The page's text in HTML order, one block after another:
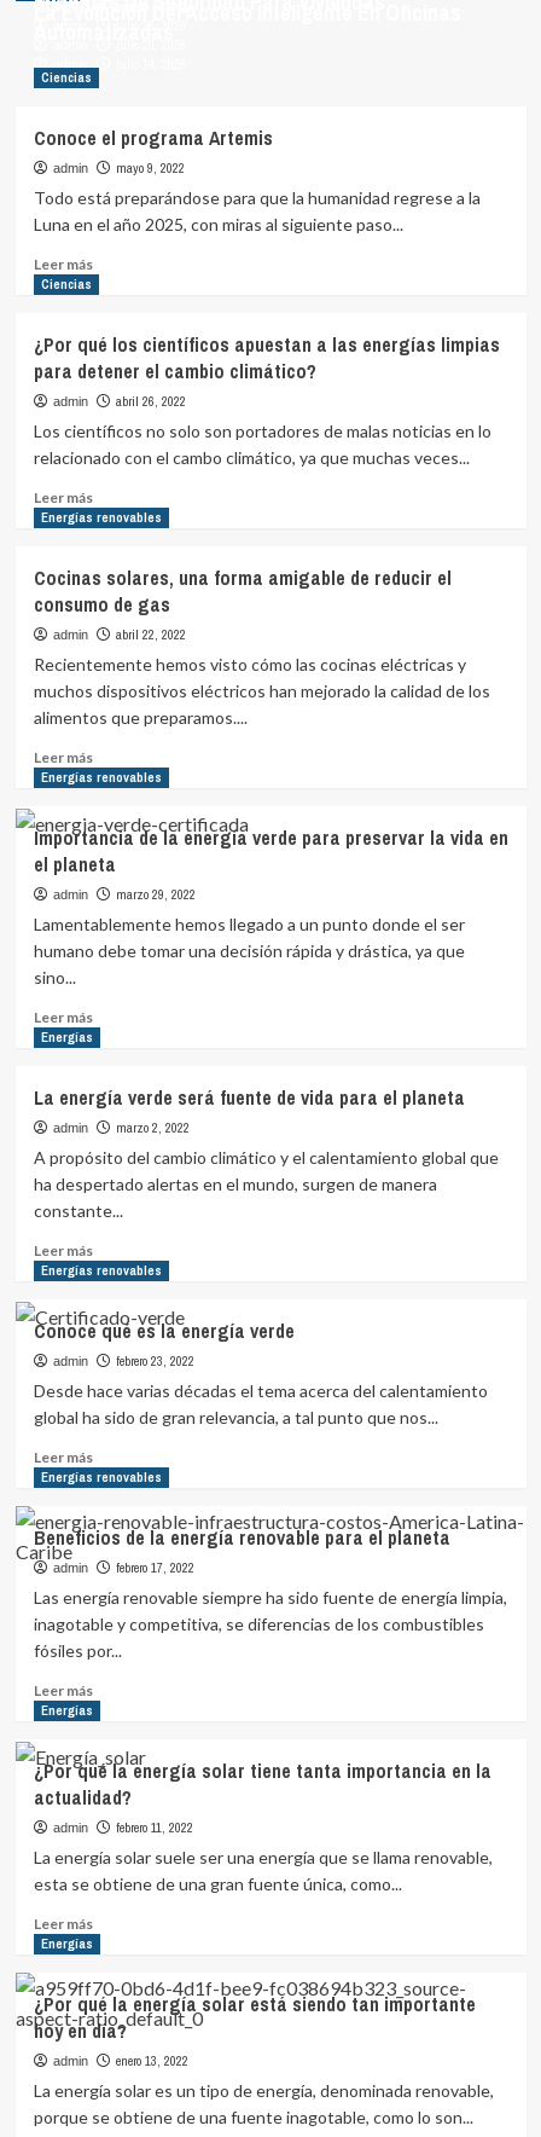
admin
Ciencias
Conoce el programa Artemis
admin mayo 9, 2022
Todo está preparándose para que la humanidad regrese a la
Luna en el año 2025, con miras al siguiente paso...
Leer másLeer
el
programa
Artemis
Ciencias
¿Por qué los científicos apuestan a las energías limpias
para detener el cambio climático?
admin abril 26, 2022
Los científicos no solo son portadores de malas noticias en lo
relacionado con el cambo climático, ya que muchas veces...
Leer másLeer
más
qué
los
científicos
las
energías
para
detener
cambio
climático?
Energías renovables
Cocinas solares, una forma amigable de reducir el
consumo de gas
admin abril 22, 2022
Recientemente hemos visto cómo las cocinas eléctricas y
muchos dispositivos eléctricos han mejorado la calidad de los
alimentos que preparamos....
Leer másLeer
más
Cocinas
solares,
una
forma
amigable
reducir
de
gas
Energías renovables
Importancia de la energía verde para preservar la vida en
el planeta
admin marzo 29, 2022
Lamentablemente hemos llegado a un punto donde el ser
humano debe tomar una decisión rápida y drástica, ya que
sino...
Leer másLeer
más
de
la
energía
preservar
vida
el
planeta
Energías
La energía verde será fuente de vida para el planeta
admin marzo 2, 2022
A propósito del cambio climático y el calentamiento global que
ha despertado alertas en el mundo, surgen de manera
constante...
Leer másLeer
más
La
energía
verde
será
fuente
vida
para
planeta
Energías renovables
Conoce qué es la energía verde
admin febrero 23, 2022
Desde hace varias décadas el tema acerca del calentamiento
global ha sido de gran relevancia, a tal punto que nos...
Leer másLeer
más
Conoce
qué
es
la
energía
verde
Energías renovables
Beneficios de la energía renovable para el planeta
admin febrero 17, 2022
Las energía renovable siempre ha sido fuente de energía limpia,
inagotable y competitiva, se diferencias de los combustibles
fósiles por...
Leer másLeer
más
Beneficios
de
la
energía
renovable
para
el
Energías
¿Por qué la energía solar tiene tanta importancia en la
actualidad?
admin febrero 11, 2022
La energía solar suele ser una energía que se llama renovable,
esta se obtiene de una gran fuente única, como...
Leer másLeer
más
¿Por
qué
la
energía
solar
tiene
tanta
Energías
¿Por qué la energía solar está siendo tan importante
hoy en día?
admin enero 13, 2022
La energía solar es un tipo de energía, denominada renovable,
porque se obtiene de una fuente inagotable, como lo son...